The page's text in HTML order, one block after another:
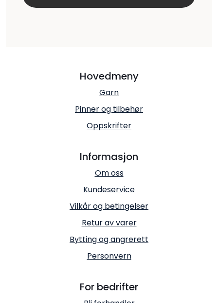
Hovedmeny
Garn
Pinner og tilbehør
Oppskrifter
Informasjon
Om oss
Kundeservice
Vilkår og betingelser
Retur av varer
Bytting og angrerett
Personvern
For bedrifter